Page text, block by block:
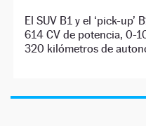
El SUV B1 y el ‘pick-
614 CV de potencia, 0-
320 kilómetros de